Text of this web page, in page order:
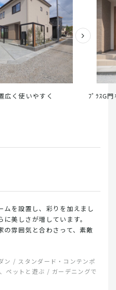
すく
ムを設置し、彩りを加えまし
美しさが増しています。
雰囲気と合わさって、素敵
ン / スタンダード・コンテンポ
ペットと遊ぶ / ガーデニングで